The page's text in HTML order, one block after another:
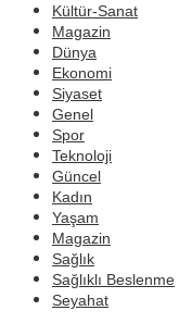
Kültür-Sanat
Magazin
Dünya
Ekonomi
Siyaset
Genel
Spor
Teknoloji
Güncel
Kadın
Yaşam
Magazin
Sağlık
Sağlıklı Beslenme
Seyahat